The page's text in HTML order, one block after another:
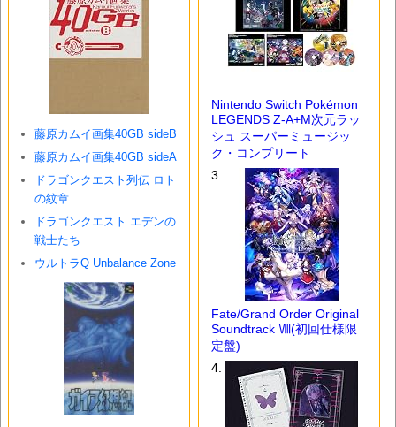
藤原カムイ画集40GB sideB
藤原カムイ画集40GB sideA
ドラゴンクエスト列伝 ロト
の紋章
ドラゴンクエスト エデンの
戦士たち
ウルトラQ Unbalance Zone